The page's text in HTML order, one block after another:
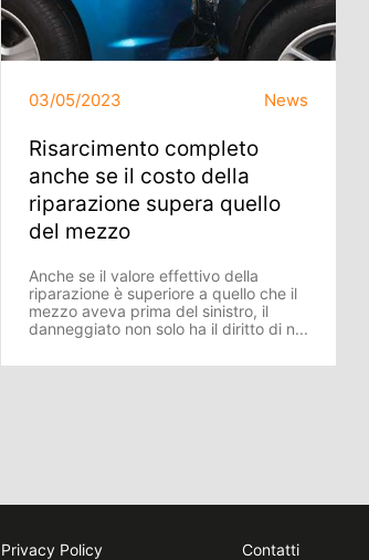
03/05/2023 News
Risarcimento completo
anche se il costo della
riparazione supera quello
del mezzo
Anche se il valore effettivo della
riparazione è superiore a quello che il
mezzo aveva prima del sinistro, il
danneggiato non solo ha il diritto di n...
Privacy Policy
Contatti